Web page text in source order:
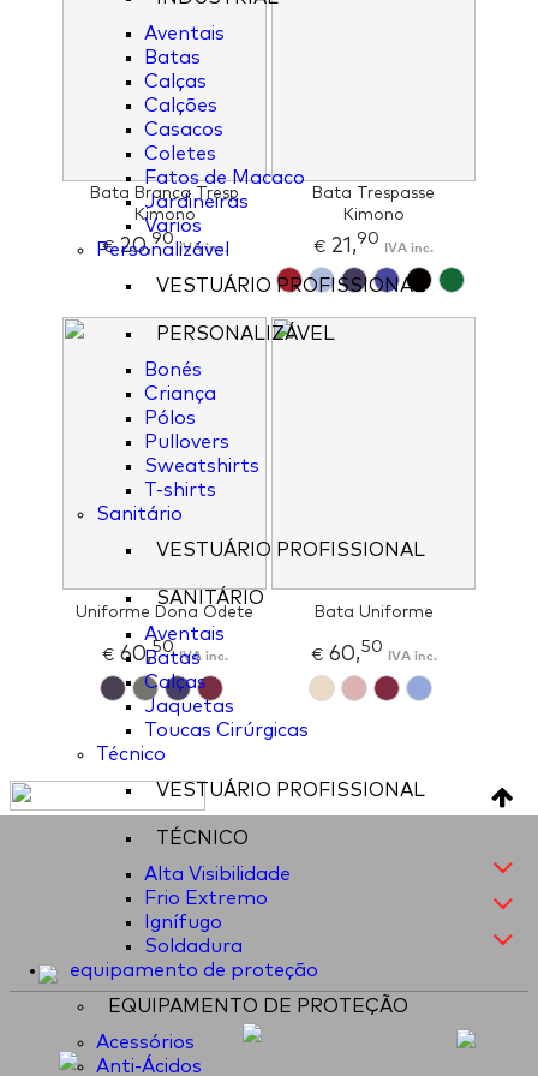
Aventais
Batas
Calças
Calções
Casacos
Coletes
Fatos de Macaco
Jardineiras
Varios
Personalizável
VESTUÁRIO PROFISSIONAL
PERSONALIZÁVEL
Bonés
Criança
Pólos
Pullovers
Sweatshirts
T-shirts
Sanitário
VESTUÁRIO PROFISSIONAL
SANITÁRIO
Aventais
Batas
Calças
Jaquetas
Toucas Cirúrgicas
Técnico
VESTUÁRIO PROFISSIONAL
TÉCNICO
Alta Visibilidade
Frio Extremo
Ignífugo
Soldadura
equipamento de proteção
EQUIPAMENTO DE PROTEÇÃO
Acessórios
Anti-Ácidos
Bata Branca Tresp
Kimono
€20,90 IVA inc.
Bata Trespasse
Kimono
€ 21,90 IVA inc.
Uniforme Dona Odete
€60,50 IVA inc.
Bata Uniforme
€60,50 IVA inc.